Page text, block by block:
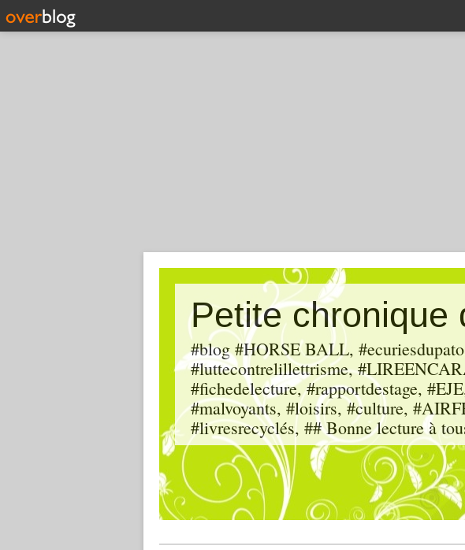
Petite chronique
#blog #HORSE BALL,
#luttecontrelillettrisme,
#fichedelecture, #rapportdestage,
#malvoyants, #loisirs, #culture,
#livresrecyclés, ## Bonne lecture à